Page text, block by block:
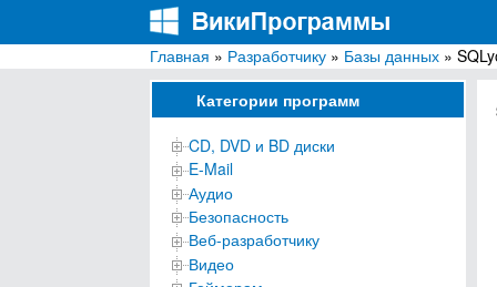
ВикиПрограммы
Энциклопедия бесплатных компьютерных
Главная » Разработчику » Базы данных »
Категории программ
CD, DVD и BD диски
E-Mail
Аудио
Безопасность
Веб-разработчику
Видео